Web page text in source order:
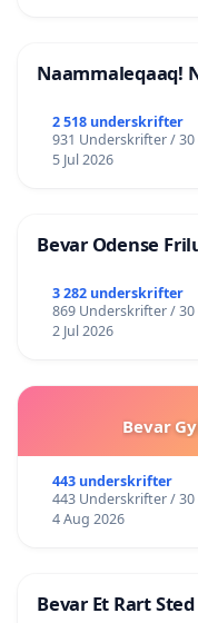
Naammaleqaaq!
2 518 underskrifter
931 Underskrifter / 30
5 Jul 2026
Bevar Odense
3 282 underskrifter
869 Underskrifter / 30
2 Jul 2026
Bevar
443 underskrifter
443 Underskrifter / 30
4 Aug 2026
Bevar Et Rart